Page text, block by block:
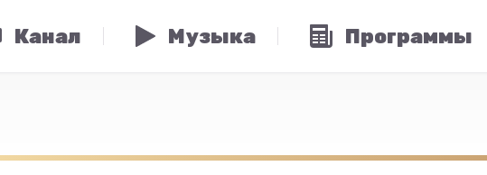
Канал Музыка Программы